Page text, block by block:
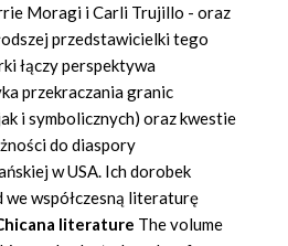
Moragi i Carli Trujillo - oraz
przedstawicielki tego
łączy perspektywa
przekraczania granic
i symbolicznych) oraz kwestie
do diaspory
w USA. Ich dorobek
współczesną literaturę
literature The volume